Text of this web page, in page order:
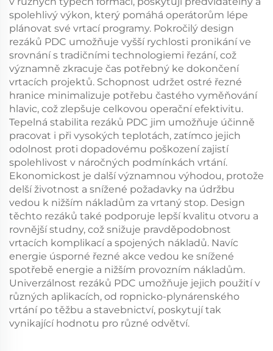
spolehlivý výkon, který pomáhá operátorům lépe
plánovat své vrtací programy. Pokročilý design
rezáků PDC umožňuje vyšší rychlosti pronikání ve
srovnání s tradičními technologiemi řezání, což
významně zkracuje čas potřebný ke dokončení
vrtacích projektů. Schopnost udržet ostré řezné
hranice minimalizuje potřebu častého vyměňování
hlavic, což zlepšuje celkovou operační efektivitu.
Tepelná stabilita rezáků PDC jim umožňuje účinně
pracovat i při vysokých teplotách, zatímco jejich
odolnost proti dopadovému poškození zajistí
spolehlivost v náročných podmínkách vrtání.
Ekonomickost je další významnou výhodou, protože
delší životnost a snížené požadavky na údržbu
vedou k nižším nákladům za vrtaný stop. Design
těchto rezáků také podporuje lepší kvalitu otvoru a
rovnější studny, což snižuje pravděpodobnost
vrtacích komplikací a spojených nákladů. Navíc
energie úsporné řezné akce vedou ke snížené
spotřebě energie a nižším provozním nákladům.
Univerzálnost rezáků PDC umožňuje jejich použití v
různých aplikacích, od ropnicko-plynárenského
vrtání po těžbu a stavebnictví, poskytují tak
vynikající hodnotu pro různé odvětví.